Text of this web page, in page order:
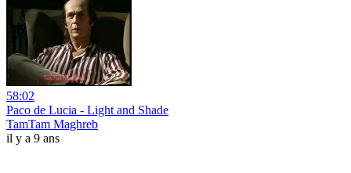
58:02
Paco de Lucia - Light and Shade
TamTam Maghreb
il y a 9 ans